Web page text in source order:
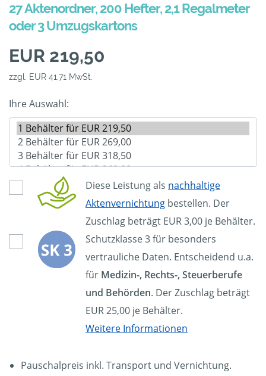
27 Aktenordner, 200 Hefter, 2,1 Regalmeter
oder 3 Umzugskartons
EUR 219,50
zzgl. EUR 41,71 MwSt.
Ihre Auswahl:
Diese Leistung als nachhaltige
Aktenvernichtung bestellen. Der
Zuschlag beträgt EUR 3,00 je Behälter.
Schutzklasse 3 für besonders
vertrauliche Daten. Entscheidend u.a.
für Medizin-, Rechts-, Steuerberufe
und Behörden. Der Zuschlag beträgt
EUR 25,00 je Behälter.
Weitere Informationen
Pauschalpreis inkl. Transport und Vernichtung.